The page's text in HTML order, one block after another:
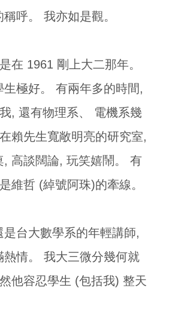
呼。 我亦如是觀。
在 1961 剛上大二那年。
生極好。 有兩年多的時間,
, 還有物理系、 電機系幾
賴先生寬敞明亮的研究室,
, 高談闊論, 玩笑嬉鬧。 有
維哲 (綽號阿珠)的牽線。
是台大數學系的年輕講師,
熱情。 我大三微分幾何就
他容忍學生 (包括我) 整天